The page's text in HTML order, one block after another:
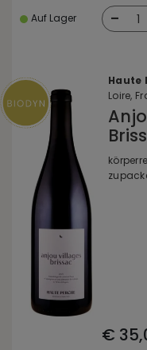
Auf Lager - 1
Haute
Loire,
€